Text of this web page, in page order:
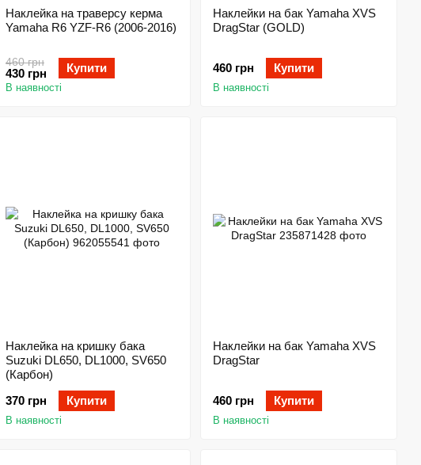
Наклейка на траверсу керма
Yamaha R6 YZF-R6 (2006-2016)
460 грн
430 грн Купити
В наявності
Наклейки на бак Yamaha XVS
DragStar (GOLD)
460 грн Купити
В наявності
Наклейка на кришку бака
Suzuki DL650, DL1000, SV650
(Карбон)
370 грн
Купити
В наявності
Наклейки на бак Yamaha XVS
DragStar
460 грн Купити
В наявності